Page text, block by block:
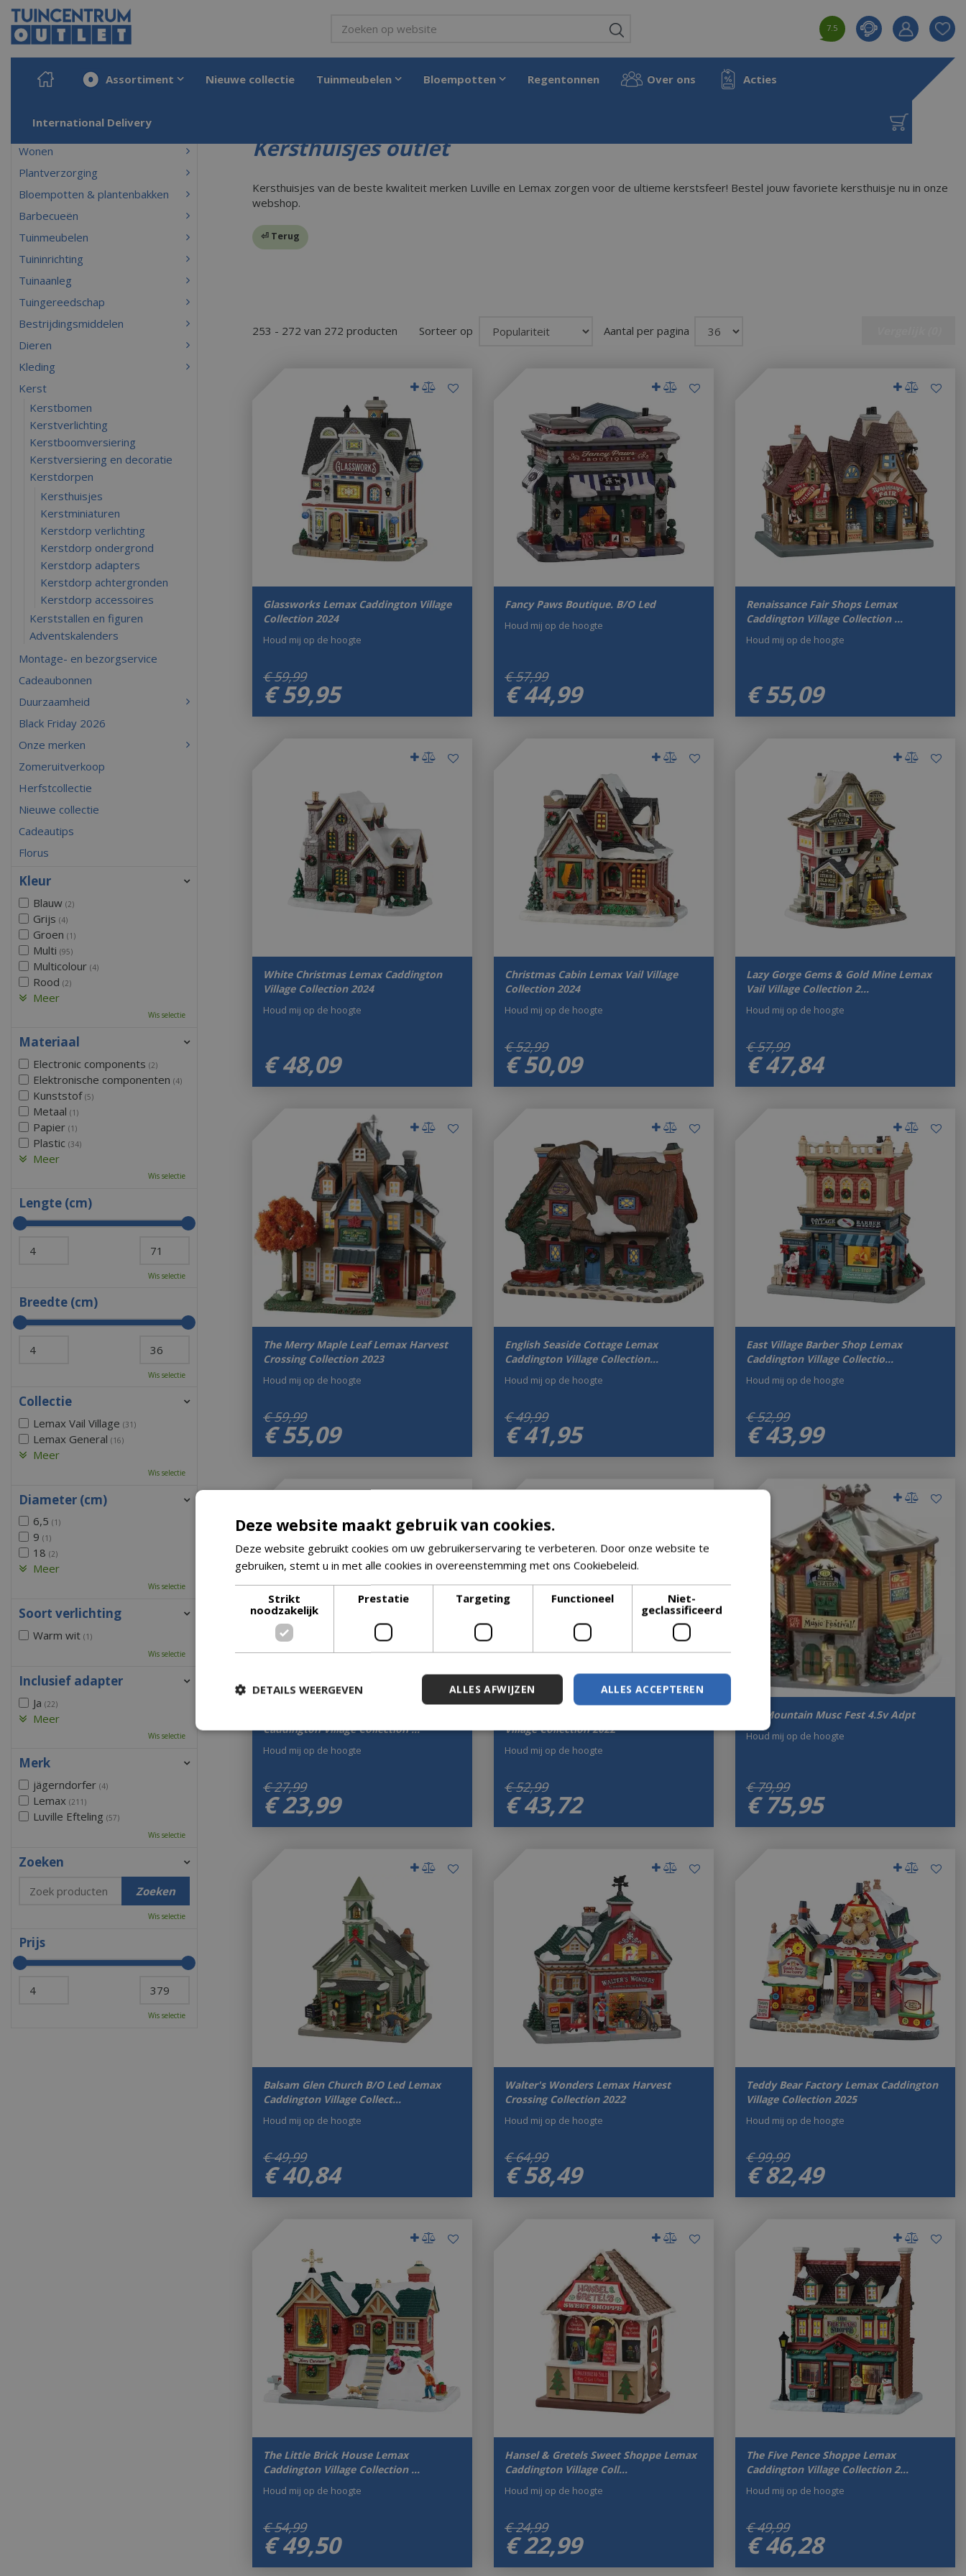
Ga
naar
content
Home Producten Kerst Kerstdorpen
7.5
Product
aan
Assortiment Nieuwe collectie Tuinmeubelen Bloempotten Regentonnen Over ons Acties
International Delivery
Kersthuisjes outlet
Kersthuisjes van de beste kwaliteit merken Luville en Lemax zorgen voor de ultieme kerstsfeer! Bestel jouw favoriete kersthuisje nu in onze
webshop.
⏎ Terug
253 - 272 van 272 producten Aantal per pagina
Sorteer op
Glassworks Lemax Caddington Village
Collection 2024
€ 59,99
€ 59,95
Houd mij op de hoogte
Fancy Paws Boutique. B/O Led
€ 57,99
€ 44,99
Houd mij op de hoogte
Renaissance Fair Shops Lemax
Caddington Village Collection …
€ 55,09
Houd mij op de hoogte
White Christmas Lemax Caddington
Village Collection 2024
€ 48,09
Houd mij op de hoogte
Christmas Cabin Lemax Vail Village
Collection 2024
€ 52,99
€ 50,09
Houd mij op de hoogte
Lazy Gorge Gems & Gold Mine Lemax
Vail Village Collection 2…
€ 57,99
€ 47,84
Houd mij op de hoogte
The Merry Maple Leaf Lemax Harvest
Crossing Collection 2023
€ 59,99
€ 55,09
Houd mij op de hoogte
English Seaside Cottage Lemax
Caddington Village Collection…
€ 49,99
€ 41,95
Houd mij op de hoogte
East Village Barber Shop Lemax
Caddington Village Collectio…
€ 52,99
€ 43,99
Houd mij op de hoogte
Caddington Village Collection …
€ 27,99
€ 23,99
Houd mij op de hoogte
Village Collection 2022
€ 52,99
€ 43,72
Houd mij op de hoogte
Elk Mountain Musc Fest 4.5v Adpt
€ 79,99
€ 75,95
Houd mij op de hoogte
Balsam Glen Church B/O Led Lemax
Caddington Village Collect…
€ 49,99
€ 40,84
Houd mij op de hoogte
Walter's Wonders Lemax Harvest
Crossing Collection 2022
€ 64,99
€ 58,49
Houd mij op de hoogte
Teddy Bear Factory Lemax Caddington
Village Collection 2025
€ 99,99
€ 82,49
Houd mij op de hoogte
The Little Brick House Lemax
Caddington Village Collection …
€ 54,99
€ 49,50
Houd mij op de hoogte
Hansel & Gretels Sweet Shoppe Lemax
Caddington Village Coll…
€ 24,99
€ 22,99
Houd mij op de hoogte
The Five Pence Shoppe Lemax
Caddington Village Collection 2…
€ 49,99
€ 46,28
Houd mij op de hoogte
Wonen
Plantverzorging
Bloempotten & plantenbakken
Barbecueën
Tuinmeubelen
Tuininrichting
Tuinaanleg
Tuingereedschap
Bestrijdingsmiddelen
Dieren
Kleding
Kerst
Kerstbomen
Kerstverlichting
Kerstboomversiering
Kerstversiering en decoratie
Kerstdorpen
Kersthuisjes
Kerstminiaturen
Kerstdorp verlichting
Kerstdorp ondergrond
Kerstdorp adapters
Kerstdorp achtergronden
Kerstdorp accessoires
Kerststallen en figuren
Adventskalenders
Montage- en bezorgservice
Cadeaubonnen
Duurzaamheid
Black Friday 2026
Onze merken
Zomeruitverkoop
Herfstcollectie
Nieuwe collectie
Cadeautips
Florus
Kleur
Blauw (2)
Grijs (4)
Groen (1)
Multi (95)
Multicolour (4)
Rood (2)
Meer
Wis selectie
Materiaal
Electronic components (2)
Elektronische componenten (4)
Kunststof (5)
Metaal (1)
Papier (1)
Plastic (34)
Meer
Wis selectie
Lengte (cm)
Wis selectie
Breedte (cm)
Wis selectie
Collectie
Lemax Vail Village (31)
Lemax General (16)
Meer
Wis selectie
Diameter (cm)
6,5 (1)
9 (1)
18 (2)
Meer
Wis selectie
Soort verlichting
Warm wit (1)
Wis selectie
Inclusief adapter
Ja (22)
Meer
Wis selectie
Merk
jägerndorfer (4)
Lemax (211)
Luville Efteling (57)
Wis selectie
Zoeken
Wis selectie
Prijs
Wis selectie
Deze website maakt gebruik van cookies.
Deze website gebruikt cookies om uw gebruikerservaring te verbeteren. Door onze website te
gebruiken, stemt u in met alle cookies in overeenstemming met ons Cookiebeleid.
Strikt
noodzakelijk
Prestatie Targeting Functioneel
Niet-
geclassificeerd
ALLES ACCEPTEREN
ALLES AFWIJZEN
DETAILS WEERGEVEN